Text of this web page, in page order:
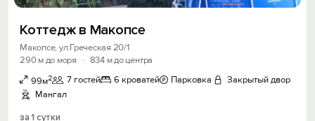
Коттедж в Макопсе
Макопсе, ул.Греческая 20/1
290 м до моря
· 834 м до центра
99м2 7 гостей 6 кроватей Парковка
Закрытый двор
Мангал
за 1 сутки